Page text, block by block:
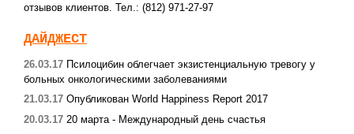
отзывов клиентов. Тел.: (812) 971-27-97
ДАЙДЖЕСТ
26.03.17 Псилоцибин облегчает экзистенциальную тревогу у
больных онкологическими заболеваниями
21.03.17 Опубликован World Happiness Report 2017
20.03.17 20 марта - Международный день счастья